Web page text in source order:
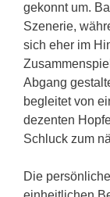
gekonnt um.
Szenerie,
sich eher im
Abgang
begleitet von
dezenten
Schluck zum
Die